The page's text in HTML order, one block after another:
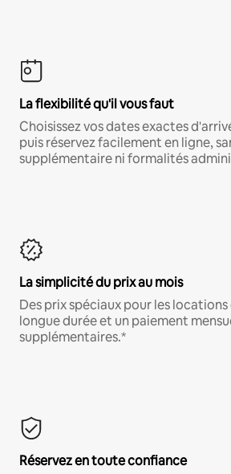
La flexibilité qu'il vous faut
Choisissez vos dates exactes
puis réservez facilement en ligne,
supplémentaire ni formalités
La simplicité du prix au mois
Des prix spéciaux pour les
longue durée et un paiement
supplémentaires.*
Réservez en toute confiance